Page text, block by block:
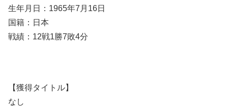
生年月日：1965年7月16日
国籍：日本
戦績：12戦1勝7敗4分
【獲得タイトル】
なし